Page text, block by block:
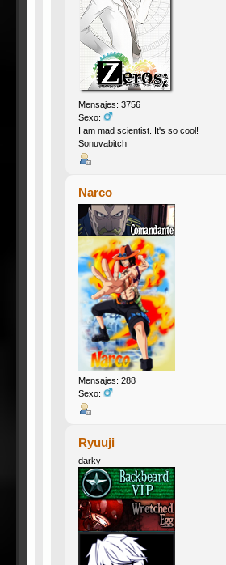
Mensajes: 3756
Sexo:
I am mad scientist. It's so cool!
Sonuvabitch
Narco
Mensajes: 288
Sexo:
Ryuuji
darky